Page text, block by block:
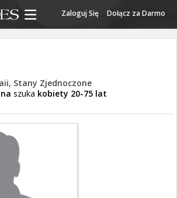
Zaloguj Się Dołącz za Darmo
Stany Zjednoczone
szuka kobiety 20-75 lat